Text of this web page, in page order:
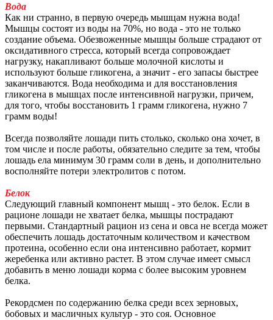
Вода
Как ни странно, в первую очередь мышцам нужна вода!
Мышцы состоят из воды на 70%, но вода - это не только
создание объема. Обезвоженные мышцы больше страдают от
оксидативного стресса, который всегда сопровождает
нагрузку, накапливают больше молочной кислоты и
используют больше гликогена, а значит - его запасы быстрее
заканчиваются. Вода необходима и для восстановления
гликогена в мышцах после интенсивной нагрузки, причем,
для того, чтобы восстановить 1 грамм гликогена, нужно 7
грамм воды!
Всегда позволяйте лошади пить столько, сколько она хочет, в
том числе и после работы, обязательно следите за тем, чтобы
лошадь ела минимум 30 грамм соли в день, и дополнительно
восполняйте потери электролитов с потом.
Белок
Следующий главный компонент мышц - это белок. Если в
рационе лошади не хватает белка, мышцы пострадают
первыми. Стандартный рацион из сена и овса не всегда может
обеспечить лошадь достаточным количеством и качеством
протеина, особенно если она интенсивно работает, кормит
жеребенка или активно растет. В этом случае имеет смысл
добавить в меню лошади корма с более высоким уровнем
белка.
Рекордсмен по содержанию белка среди всех зерновых,
бобовых и масличных культур - это соя. Основное